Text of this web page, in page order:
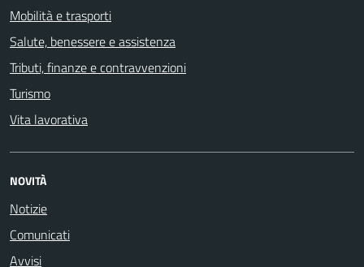
Mobilità e trasporti
Salute, benessere e assistenza
Tributi, finanze e contravvenzioni
Turismo
Vita lavorativa
NOVITÀ
Notizie
Comunicati
Avvisi